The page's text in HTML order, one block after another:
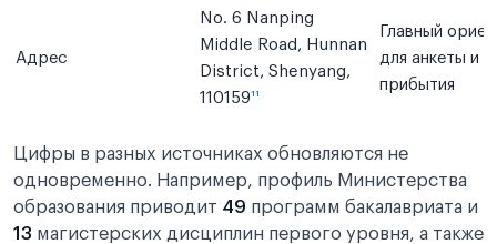
Адрес
No. 6 Nanping
Middle Road, Hunnan
District, Shenyang,
110159¹¹
Главный
для анкеты и
прибытия
Цифры в разных источниках обновляются не
одновременно. Например, профиль Министерства
образования приводит 49 программ бакалавриата и
13 магистерских дисциплин первого уровня, а также